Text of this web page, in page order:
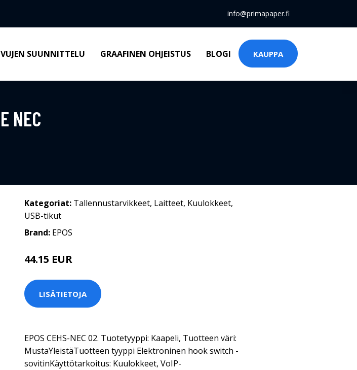
info@primapaper.fi
SUUNNITTELU GRAAFINEN OHJEISTUS BLOGI KAUPPA
NEC
Kategoriat: Tallennustarvikkeet, Laitteet, Kuulokkeet,
USB-tikut
Brand: EPOS
44.15 EUR
LISÄTIETOJA
EPOS CEHS-NEC 02. Tuotetyyppi: Kaapeli, Tuotteen väri:
MustaYleistäTuotteen tyyppi Elektroninen hook switch -
sovitinKäyttötarkoitus: Kuulokkeet, VoIP-